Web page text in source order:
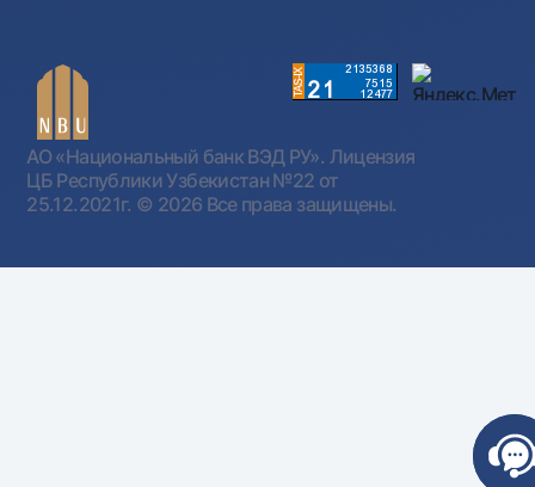
АО «Национальный банк ВЭД РУ». Лицензия
ЦБ Республики Узбекистан №22 от
25.12.2021г. © 2026 Все права защищены.